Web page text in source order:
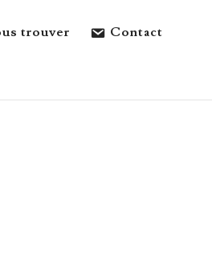
trouver Contact